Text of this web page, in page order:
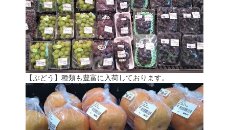
【ぶどう】種類も豊富に入荷しております。